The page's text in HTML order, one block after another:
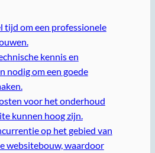
tijd om een professionele
kennis en
nodig om een goede
voor het onderhoud
kunnen hoog zijn.
op het gebied van
websitebouw, waardoor